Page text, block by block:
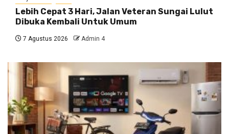
Lebih Cepat 3 Hari, Jalan Veteran Sungai Lulut
Dibuka Kembali Untuk Umum
7 Agustus 2026 Admin 4